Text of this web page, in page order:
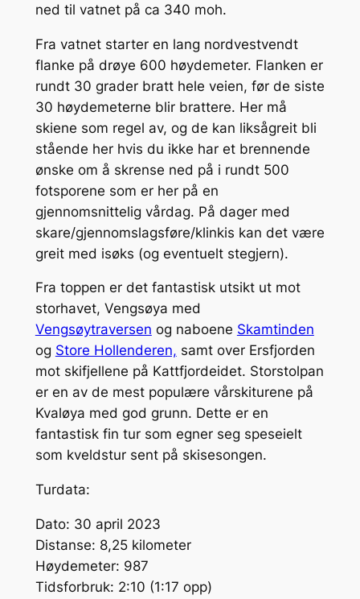
ned til vatnet på ca 340 moh.
Fra vatnet starter en lang nordvestvendt
flanke på drøye 600 høydemeter. Flanken er
rundt 30 grader bratt hele veien, før de siste
30 høydemeterne blir brattere. Her må
skiene som regel av, og de kan liksågreit bli
stående her hvis du ikke har et brennende
ønske om å skrense ned på i rundt 500
fotsporene som er her på en
gjennomsnittelig vårdag. På dager med
skare/gjennomslagsføre/klinkis kan det være
greit med isøks (og eventuelt stegjern).
Fra toppen er det fantastisk utsikt ut mot
storhavet, Vengsøya med
Vengsøytraversen og naboene Skamtinden
og Store Hollenderen, samt over Ersfjorden
mot skifjellene på Kattfjordeidet. Storstolpan
er en av de mest populære vårskiturene på
Kvaløya med god grunn. Dette er en
fantastisk fin tur som egner seg speseielt
som kveldstur sent på skisesongen.
Turdata:
Dato: 30 april 2023
Distanse: 8,25 kilometer
Høydemeter: 987
Tidsforbruk: 2:10 (1:17 opp)